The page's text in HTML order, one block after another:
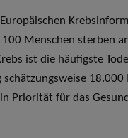
Menschen sterben
ist die häufigste
Priorität für das